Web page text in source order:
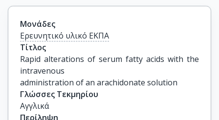
Μονάδες
Ερευνητικό υλικό ΕΚΠΑ
Τίτλος
Rapid alterations of serum fatty acids with the
intravenous
administration of an arachidonate solution
Γλώσσες Τεκμηρίου
Αγγλικά
Περίληψη